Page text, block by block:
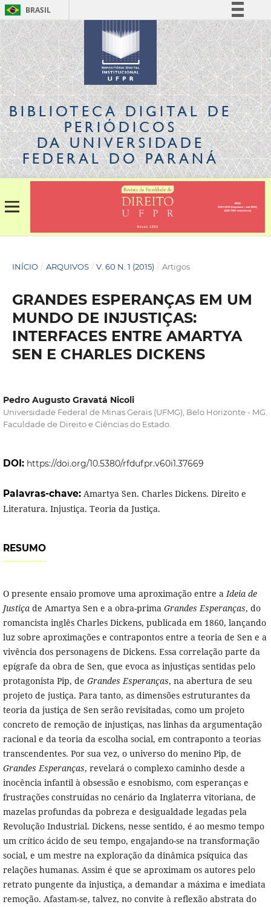
BRASIL
Simplifique!
Comunica BR
Participe
Acesso à informação
Legislação
Canais
BIBLIOTECA DIGITALDE
PERIÓDICOS
DA UNIVERSIDADE
FEDERAL DO PARANÁ
INÍCIO / ARQUIVOS / V. 60 N. 1 (2015) / Artigos
GRANDES ESPERANÇAS EM UM
MUNDO DE INJUSTIÇAS:
INTERFACES ENTRE AMARTYA
SEN E CHARLES DICKENS
Pedro Augusto Gravatá Nicoli
Universidade Federal de Minas Gerais (UFMG), Belo Horizonte - MG.
Faculdade de Direito e Ciências do Estado.
DOI: https://doi.org/10.5380/rfdufpr.v60i1.37669
Palavras-chave: Amartya Sen. Charles Dickens. Direito e
Literatura. Injustiça. Teoria da Justiça.
RESUMO
O presente ensaio promove uma aproximação entre aIdeia de
Justiçade Amartya Sen e a obra-prima Grandes Esperanças, do
romancista inglês Charles Dickens, publicada em 1860, lançando
luz sobre aproximações e contrapontos entre a teoria de Sen e a
vivência dos personagens de Dickens. Essa correlação parte da
epígrafe da obra de Sen, que evoca as injustiças sentidas pelo
protagonista Pip, de Grandes Esperanças, na abertura de seu
projeto de justiça. Para tanto, as dimensões estruturantes da
teoria da justiça de Sen serão revisitadas, como um projeto
concreto de remoção de injustiças, nas linhas da argumentação
racional e da teoria da escolha social, em contraponto a teorias
transcendentes. Por sua vez, o universo do menino Pip, de
Grandes Esperanças, revelará o complexo caminho desde a
inocência infantil à obsessão e esnobismo, com esperanças e
frustrações construídas no cenário da Inglaterra vitoriana, de
mazelas profundas da pobreza e desigualdade legadas pela
Revolução Industrial. Dickens, nesse sentido, é ao mesmo tempo
um crítico ácido de seu tempo, engajando-se na transformação
social, e um mestre na exploração da dinâmica psíquica das
relações humanas. Assim é que se aproximam os autores pelo
retrato pungente da injustiça, a demandar a máxima e imediata
remoção. Afastam-se, talvez, no convite à reflexão abstrata do